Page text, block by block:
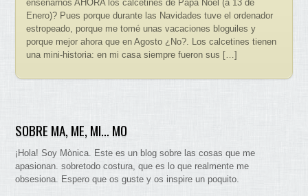
enseñarnos AHORA los calcetines de Papá Noel (a 13 de
Enero)? Pues porque durante las Navidades tuve el ordenador
estropeado, porque me tomé unas vacaciones bloguiles y
porque mejor ahora que en Agosto ¿No?. Los calcetines tienen
una mini-historia: en mi casa siempre fueron sus […]
SOBRE MA, ME, MI… MO
¡Hola! Soy Mònica. Este es un blog sobre las cosas que me
apasionan. sobretodo costura, que es lo que realmente me
obsesiona. Espero que os guste y os inspire un poquito.